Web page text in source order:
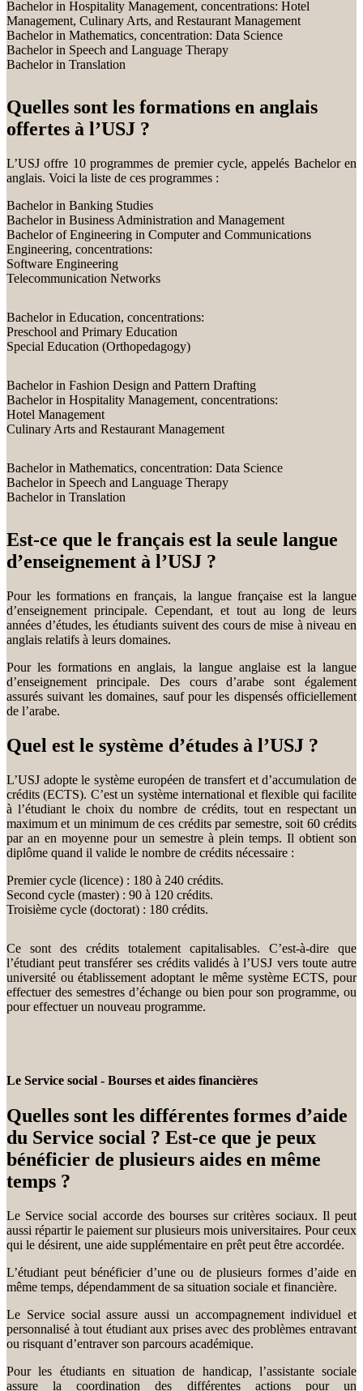
Bachelor in Hospitality Management, concentrations: Hotel
Management, Culinary Arts, and Restaurant Management
Bachelor in Mathematics, concentration: Data Science
Bachelor in Speech and Language Therapy
Bachelor in Translation
Quelles sont les formations en anglais
offertes à l’USJ ?
L’USJ offre 10 programmes de premier cycle, appelés Bachelor en
anglais. Voici la liste de ces programmes :
Bachelor in Banking Studies
Bachelor in Business Administration and Management
Bachelor of Engineering in Computer and Communications
Engineering, concentrations:
Software Engineering
Telecommunication Networks
Bachelor in Education, concentrations:
Preschool and Primary Education
Special Education (Orthopedagogy)
Bachelor in Fashion Design and Pattern Drafting
Bachelor in Hospitality Management, concentrations:
Hotel Management
Culinary Arts and Restaurant Management
Bachelor in Mathematics, concentration: Data Science
Bachelor in Speech and Language Therapy
Bachelor in Translation
Est-ce que le français est la seule langue
d’enseignement à l’USJ ?
Pour les formations en français, la langue française est la langue
d’enseignement principale. Cependant, et tout au long de leurs
années d’études, les étudiants suivent des cours de mise à niveau en
anglais relatifs à leurs domaines.
Pour les formations en anglais, la langue anglaise est la langue
d’enseignement principale. Des cours d’arabe sont également
assurés suivant les domaines, sauf pour les dispensés officiellement
de l’arabe.
Quel est le système d’études à l’USJ ?
L’USJ adopte le système européen de transfert et d’accumulation de
crédits (ECTS). C’est un système international et flexible qui facilite
à l’étudiant le choix du nombre de crédits, tout en respectant un
maximum et un minimum de ces crédits par semestre, soit 60 crédits
par an en moyenne pour un semestre à plein temps. Il obtient son
diplôme quand il valide le nombre de crédits nécessaire :
Premier cycle (licence) : 180 à 240 crédits.
Second cycle (master) : 90 à 120 crédits.
Troisième cycle (doctorat) : 180 crédits.
Ce sont des crédits totalement capitalisables. C’est-à-dire que
l’étudiant peut transférer ses crédits validés à l’USJ vers toute autre
université ou établissement adoptant le même système ECTS, pour
effectuer des semestres d’échange ou bien pour son programme, ou
pour effectuer un nouveau programme.
Le Service social - Bourses et aides financières
Quelles sont les différentes formes d’aide
du Service social ? Est-ce que je peux
bénéficier de plusieurs aides en même
temps ?
Le Service social accorde des bourses sur critères sociaux. Il peut
aussi répartir le paiement sur plusieurs mois universitaires. Pour ceux
qui le désirent, une aide supplémentaire en prêt peut être accordée.
L’étudiant peut bénéficier d’une ou de plusieurs formes d’aide en
même temps, dépendamment de sa situation sociale et financière.
Le Service social assure aussi un accompagnement individuel et
personnalisé à tout étudiant aux prises avec des problèmes entravant
ou risquant d’entraver son parcours académique.
Pour les étudiants en situation de handicap, l’assistante sociale
assure la coordination des différentes actions pour un